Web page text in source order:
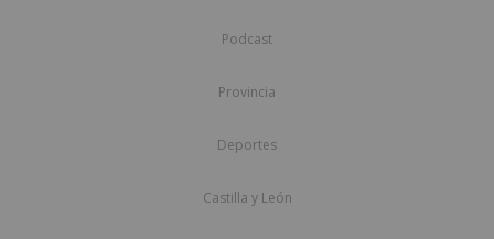
Podcast
Provincia
Deportes
Castilla y León